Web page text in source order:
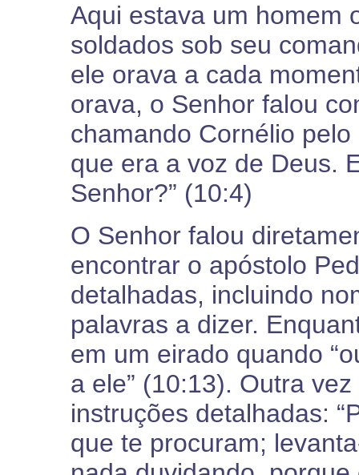
Aqui estava um homem
soldados sob seu
ele orava a cada
orava, o Senhor falou
chamando Cornélio
que era a voz de Deus.
Senhor?” (10:4)
O Senhor falou
encontrar o apóstolo
detalhadas, incluindo
palavras a dizer.
em um eirado quando
a ele” (10:13). Outra
instruções detalhadas:
que te procuram;